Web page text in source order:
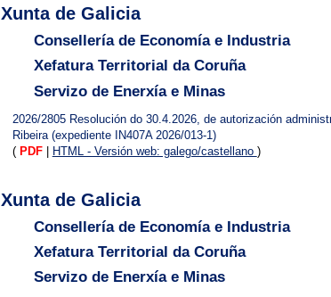
Xunta de Galicia
Consellería de Economía e Industria
Xefatura Territorial da Coruña
Servizo de Enerxía e Minas
2026/2805 Resolución do 30.4.2026, de autorización
Ribeira (expediente IN407A 2026/013-1)
( PDF | HTML - Versión web: galego/castellano )
Xunta de Galicia
Consellería de Economía e Industria
Xefatura Territorial da Coruña
Servizo de Enerxía e Minas